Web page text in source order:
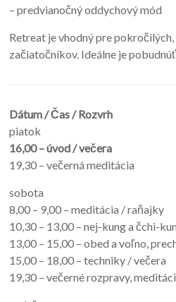
– predvianočný oddychový mód
Retreat je vhodný pre pokročilých,
začiatočníkov. Ideálne je pobudnúť
Dátum / Čas / Rozvrh
piatok
16,00 – úvod / večera
19,30 – večerná meditácia
sobota
8,00 – 9,00 – meditácia / raňajky
10,30 – 13,00 – nej-kung a čchi-
13,00 – 15,00 – obed a voľno,
15,00 – 18,00 – techniky / večera
19,30 – večerné rozpravy,